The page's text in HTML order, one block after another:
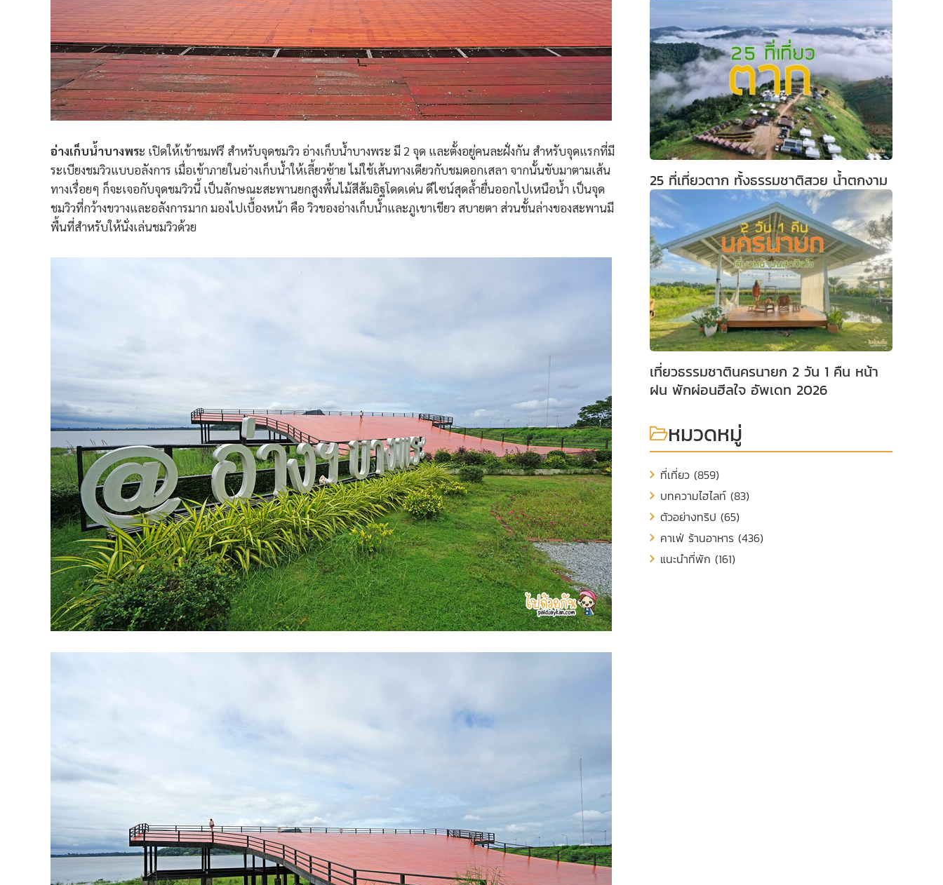
อ่างเก็บน้ำบางพระ เปิดให้เข้าชมฟรี สำหรับจุดชมวิว อ่างเก็บน้ำบางพระ มี 2 จุด และตั้งอยู่คนละฝั่งกัน สำหรับจุดแรกที่มี
ระเบียงชมวิวแบบอลังการ เมื่อเข้าภายในอ่างเก็บน้ำให้เลี้ยวซ้าย ไม่ใช้เส้นทางเดียวกับชมดอกเสลา จากนั้นขับมาตามเส้น
ทางเรื่อยๆ ก็จะเจอกับจุดชมวิวนี้ เป็นลักษณะสะพานยกสูงพื้นไม้สีส้มอิฐโดดเด่น ดีไซน์สุดล้ำยื่นออกไปเหนือน้ำ เป็นจุด
ชมวิวที่กว้างขวางและอลังการมาก มองไปเบื้องหน้า คือ วิวของอ่างเก็บน้ำและภูเขาเขียว สบายตา ส่วนชั้นล่างของสะพานมี
พื้นที่สำหรับให้นั่งเล่นชมวิวด้วย
25 ที่เที่ยวตาก ทั้งธรรมชาติสวย น้ำตกงาม
เที่ยวธรรมชาตินครนายก 2 วัน 1 คืน หน้า
ฝน พักผ่อนฮีลใจ อัพเดท 2026
หมวดหมู่
ที่เที่ยว (859)
บทความไฮไลท์ (83)
ตัวอย่างทริป (65)
คาเฟ่ ร้านอาหาร (436)
แนะนำที่พัก (161)